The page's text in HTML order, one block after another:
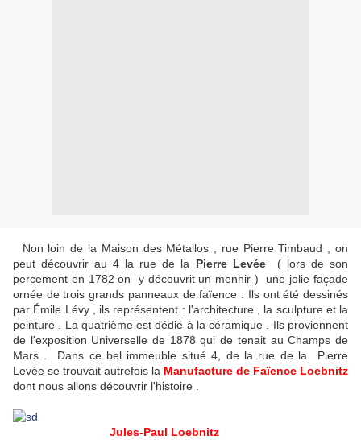
Non loin de la Maison des Métallos , rue Pierre Timbaud , on
peut découvrir au 4 la rue de la Pierre Levée( lors de son
percement en 1782 on y découvrit un menhir ) une jolie façade
ornée de trois grands panneaux de faïence . Ils ont été dessinés
par Émile Lévy , ils représentent : l'architecture , la sculpture et la
peinture . La quatrième est dédié à la céramique . Ils proviennent
de l'exposition Universelle de 1878 qui de tenait au Champs de
Mars . Dans ce bel immeuble situé 4, de la rue de la Pierre
Levée se trouvait autrefois la Manufacture de Faïence Loebnitz
dont nous allons découvrir l'histoire .
Jules-Paul Loebnitz